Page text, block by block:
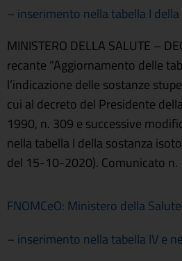
– inserimento nella tabella I
MINISTERO DELLA SALUTE –
recante “Aggiornamento delle
l’indicazione delle sostanze
cui al decreto del Presidente
1990, n. 309 e successive
nella tabella I della sostanza
del 15-10-2020). Comunicato n.
FNOMCeO: Ministero della
– inserimento nella tabella IV e